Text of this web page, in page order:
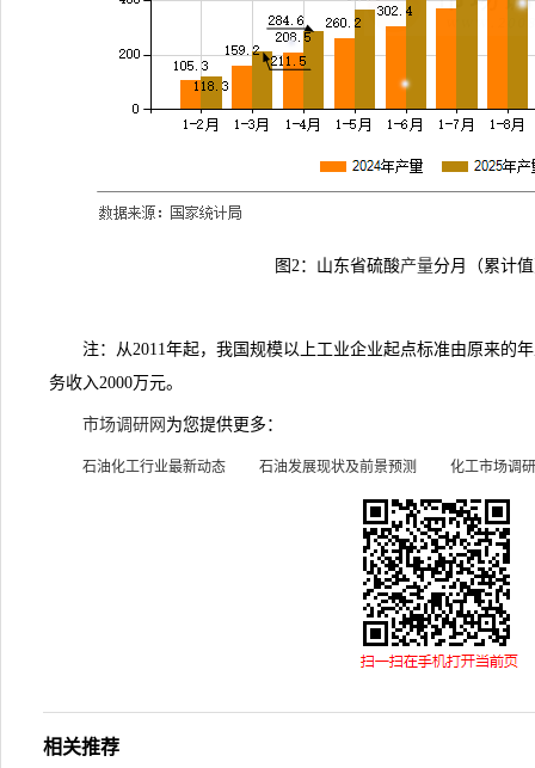
图2：山东省硫酸产量分月（累计
注：从2011年起，我国规模以上工业企业起点标准由原来的年
务收入2000万元。
市场调研网 为您提供更多：
石油化工行业最新动态 石油发展现状及前景预测 化工市场调
相关推荐